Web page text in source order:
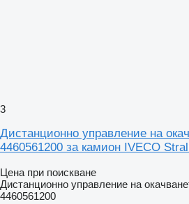
3
Дистанционно управление на
4460561200 за камион IVECO
Цена при поискване
Дистанционно управление на
4460561200